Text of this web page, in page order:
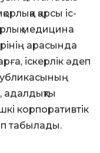
қарсы іс-
медицина
арасында
іскерлік әдеп
адалдықты
корпоративтік
табылады.